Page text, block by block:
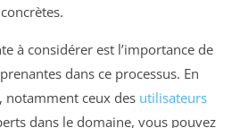
à considérer est l’importance de
dans ce processus. En
notamment ceux des utilisateurs
dans le domaine, vous pouvez